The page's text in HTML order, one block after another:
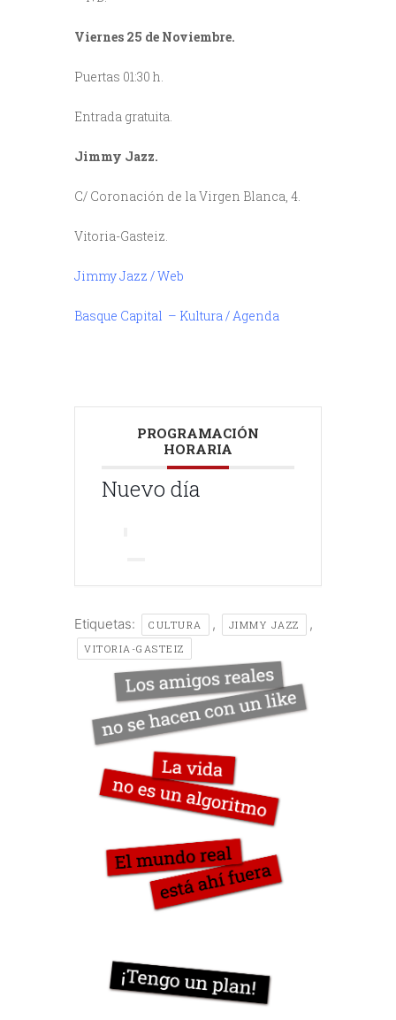
Viernes 25 de Noviembre.
Puertas 01:30 h.
Entrada gratuita.
Jimmy Jazz.
C/ Coronación de la Virgen Blanca, 4.
Vitoria-Gasteiz.
Jimmy Jazz / Web
Basque Capital – Kultura / Agenda
PROGRAMACIÓN
HORARIA
Nuevo día
Etiquetas: CULTURA , JIMMY JAZZ ,
VITORIA-GASTEIZ